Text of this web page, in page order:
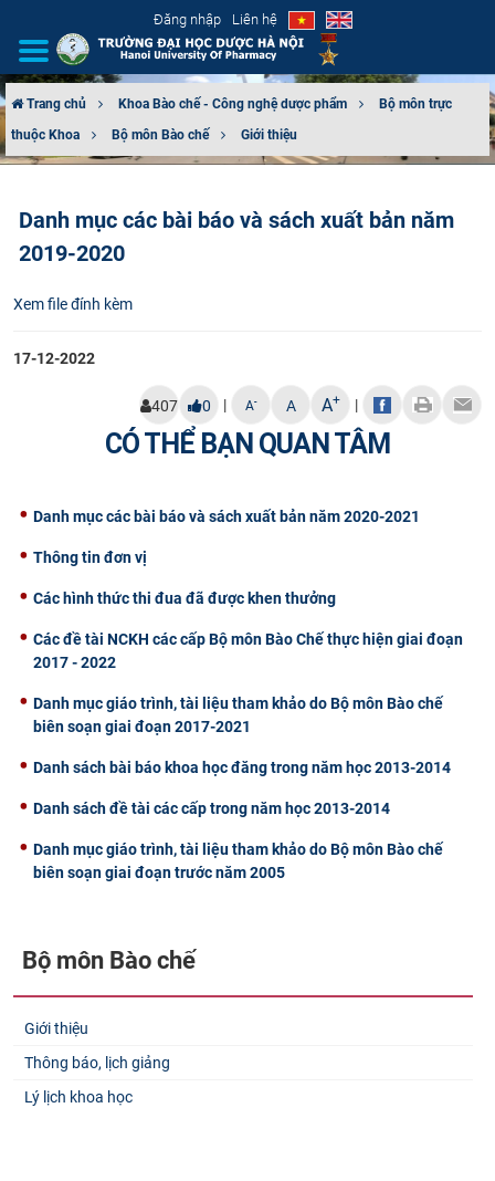
Đăng nhập Liên hệ
GIỚI THIỆU
TUYỂN SINH
ĐÀO TẠO
ĐẢM BẢO CHẤT LƯỢNG
KHOA HỌC CÔNG NGHỆ
CỰU NGƯỜI HỌC
Trang chủ Khoa Bào chế - Công nghệ dược phẩm
Bộ môn trực
thuộc Khoa
Bộ môn Bào chế Giới thiệu
Danh mục các bài báo và sách xuất bản năm
2019-2020
Xem file đính kèm
17-12-2022
407 0 | A- A A+ |
CÓ THỂ BẠN QUAN TÂM
Danh mục các bài báo và sách xuất bản năm 2020-2021
Thông tin đơn vị
Các hình thức thi đua đã được khen thưởng
Các đề tài NCKH các cấp Bộ môn Bào Chế thực hiện giai đoạn
2017 - 2022
Danh mục giáo trình, tài liệu tham khảo do Bộ môn Bào chế
biên soạn giai đoạn 2017-2021
Danh sách bài báo khoa học đăng trong năm học 2013-2014
Danh sách đề tài các cấp trong năm học 2013-2014
Danh mục giáo trình, tài liệu tham khảo do Bộ môn Bào chế
biên soạn giai đoạn trước năm 2005
Bộ môn Bào chế
Giới thiệu
Thông báo, lịch giảng
Lý lịch khoa học